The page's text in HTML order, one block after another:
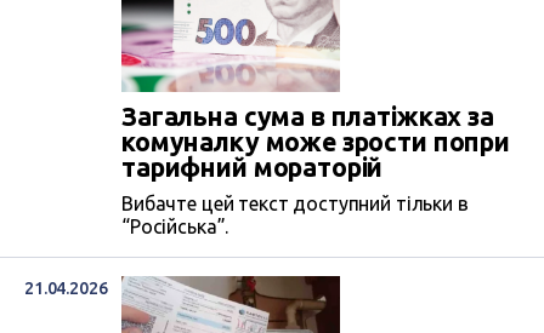
Загальна сума в платіжках за
комуналку може зрости попри
тарифний мораторій
Вибачте цей текст доступний тільки в
“Російська”.
21.04.2026